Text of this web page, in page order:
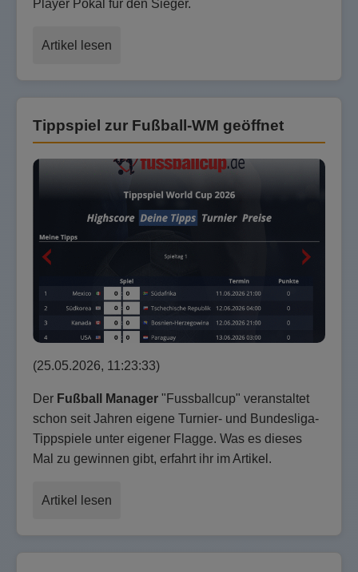
Player Pokal für den Sieger.
Artikel lesen
Tippspiel zur Fußball-WM geöffnet
(25.05.2026, 11:23:33)
Der Fußball Manager "Fussballcup" veranstaltet
schon seit Jahren eigene Turnier- und Bundesliga-
Tippspiele unter eigener Flagge. Was es dieses
Mal zu gewinnen gibt, erfahrt ihr im Artikel.
Artikel lesen